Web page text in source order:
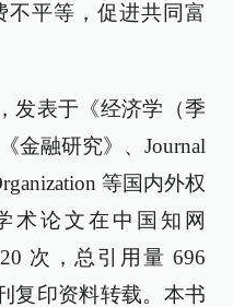
不平等，促进共同富
发表于《经济学（季
金融研究》、Journal
等国内外权
术论文在中国知网
次，总引用量 696
复印资料转载。本书